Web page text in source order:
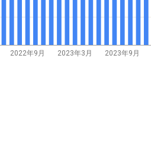
2022年9月 2023年3月 2023年9月